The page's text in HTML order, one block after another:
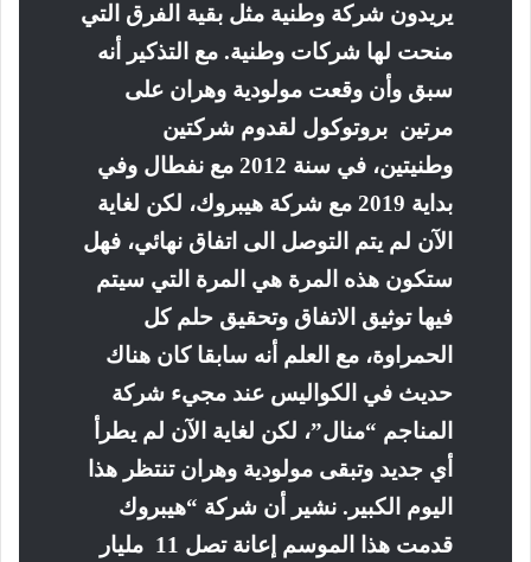
يريدون شركة وطنية مثل بقية الفرق التي
منحت لها شركات وطنية. مع التذكير أنه
سبق وأن وقعت مولودية وهران على
مرتين بروتوكول لقدوم شركتين
وطنيتين، في سنة 2012 مع نفطال وفي
بداية 2019 مع شركة هيبروك، لكن لغاية
الآن لم يتم التوصل الى اتفاق نهائي، فهل
ستكون هذه المرة هي المرة التي سيتم
فيها توثيق الاتفاق وتحقيق حلم كل
الحمراوة، مع العلم أنه سابقا كان هناك
حديث في الكواليس عند مجيء شركة
المناجم “منال”، لكن لغاية الآن لم يطرأ
أي جديد وتبقى مولودية وهران تنتظر هذا
اليوم الكبير. نشير أن شركة “هيبروك
قدمت هذا الموسم إعانة تصل 11 مليار